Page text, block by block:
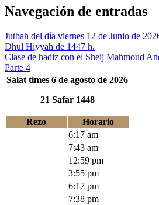
Navegación de entradas
Jutbah del día viernes 12 de Junio de
Dhul Hiyyah de 1447 h.
Clase de hadiz con el Sheij Mahmoud
Parte 4
Salat times 6 de agosto de 2026
21 Safar 1448
Rezo
Horario
6:17 am
7:43 am
12:59 pm
3:55 pm
6:17 pm
7:38 pm